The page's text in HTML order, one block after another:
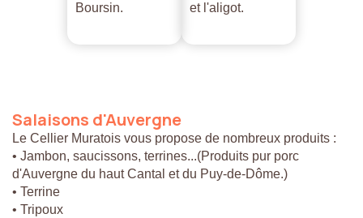
Boursin.
et l'aligot.
Salaisons d'Auvergne
Le Cellier Muratois vous propose de nombreux produits :
• Jambon, saucissons, terrines...(Produits pur porc
d'Auvergne du haut Cantal et du Puy-de-Dôme.)
• Terrine
• Tripoux